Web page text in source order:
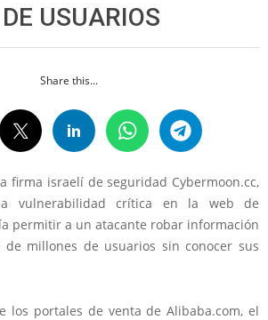
USUARIOS
Share this...
firma israelí de seguridad Cybermoon.cc,
vulnerabilidad crítica en la web de
permitir a un atacante robar información
de millones de usuarios sin conocer sus
los portales de venta de Alibaba.com, el